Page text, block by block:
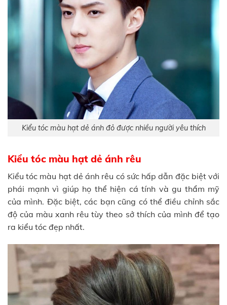
Kiểu tóc màu hạt dẻ ánh đỏ được nhiều người yêu thích
Kiểu tóc màu hạt dẻ ánh rêu
Kiểu tóc màu hạt dẻ ánh rêu có sức hấp dẫn đặc biệt với
phái mạnh vì giúp họ thể hiện cá tính và gu thẩm mỹ
của mình. Đặc biệt, các bạn cũng có thể điều chỉnh sắc
độ của màu xanh rêu tùy theo sở thích của mình để tạo
ra kiểu tóc đẹp nhất.